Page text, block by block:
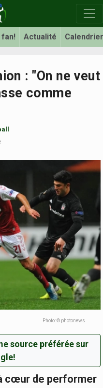
fan! Actualité Calendrier
: "On ne veut
comme
Photo: © photonews
source préférée sur
cœur de performer